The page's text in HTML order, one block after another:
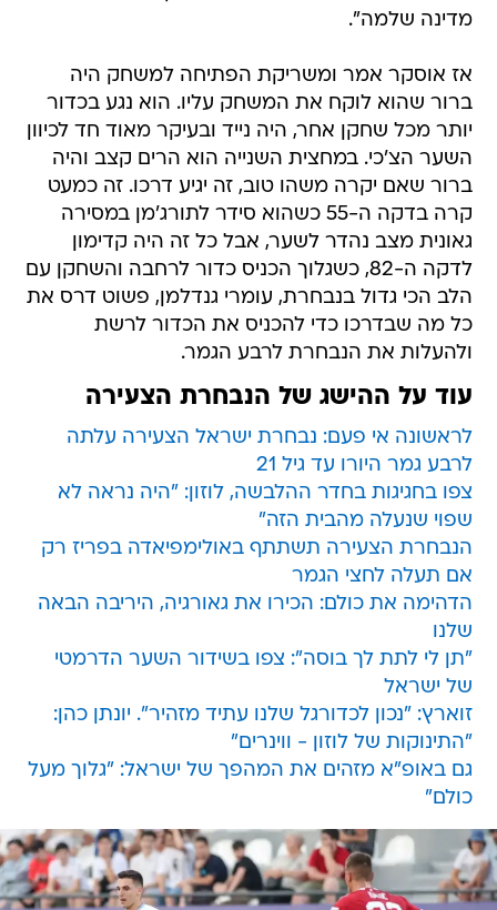
מדינה שלמה".
אז אוסקר אמר ומשריקת הפתיחה למשחק היה
ברור שהוא לוקח את המשחק עליו. הוא נגע בכדור
יותר מכל שחקן אחר, היה נייד ובעיקר מאוד חד לכיוון
השער הצ'כי. במחצית השנייה הוא הרים קצב והיה
ברור שאם יקרה משהו טוב, זה יגיע דרכו. זה כמעט
קרה בדקה ה-55 כשהוא סידר לתורג'מן במסירה
גאונית מצב נהדר לשער, אבל כל זה היה קדימון
לדקה ה-82, כשגלוך הכניס כדור לרחבה והשחקן עם
הלב הכי גדול בנבחרת, עומרי גנדלמן, פשוט דרס את
כל מה שבדרכו כדי להכניס את הכדור לרשת
ולהעלות את הנבחרת לרבע הגמר.
עוד על ההישג של הנבחרת הצעירה
לראשונה אי פעם: נבחרת ישראל הצעירה עלתה
לרבע גמר היורו עד גיל 21
צפו בחגיגות בחדר ההלבשה, לוזון: "היה נראה לא
שפוי שנעלה מהבית הזה"
הנבחרת הצעירה תשתתף באולימפיאדה בפריז רק
אם תעלה לחצי הגמר
הדהימה את כולם: הכירו את גאורגיה, היריבה הבאה
שלנו
"תן לי לתת לך בוסה": צפו בשידור השער הדרמטי
של ישראל
זוארץ: "נכון לכדורגל שלנו עתיד מזהיר". יונתן כהן:
"התינוקות של לוזון - ווינרים"
גם באופ"א מזהים את המהפך של ישראל: "גלוך מעל
כולם"